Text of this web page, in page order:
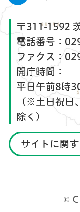
〒311-1592
電話番号：
ファクス：
開庁時間：
平日午前8時
（※土日祝日
除く）
サイトに関
©